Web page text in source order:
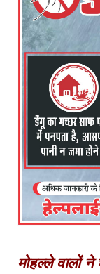
मोहल्ले वालों